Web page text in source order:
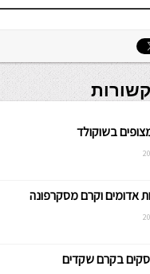
בשוקולד
אדומים וקרם מסקרפונה
בקרם שקדים